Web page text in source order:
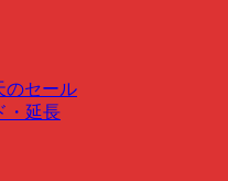
のセール
・延長